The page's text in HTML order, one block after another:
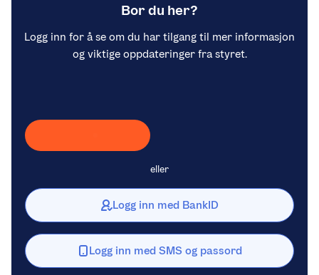
Bor du her?
Logg inn for å se om du har tilgang til mer informasjon
og viktige oppdateringer fra styret.
eller
Logg inn med BankID
Logg inn med SMS og passord